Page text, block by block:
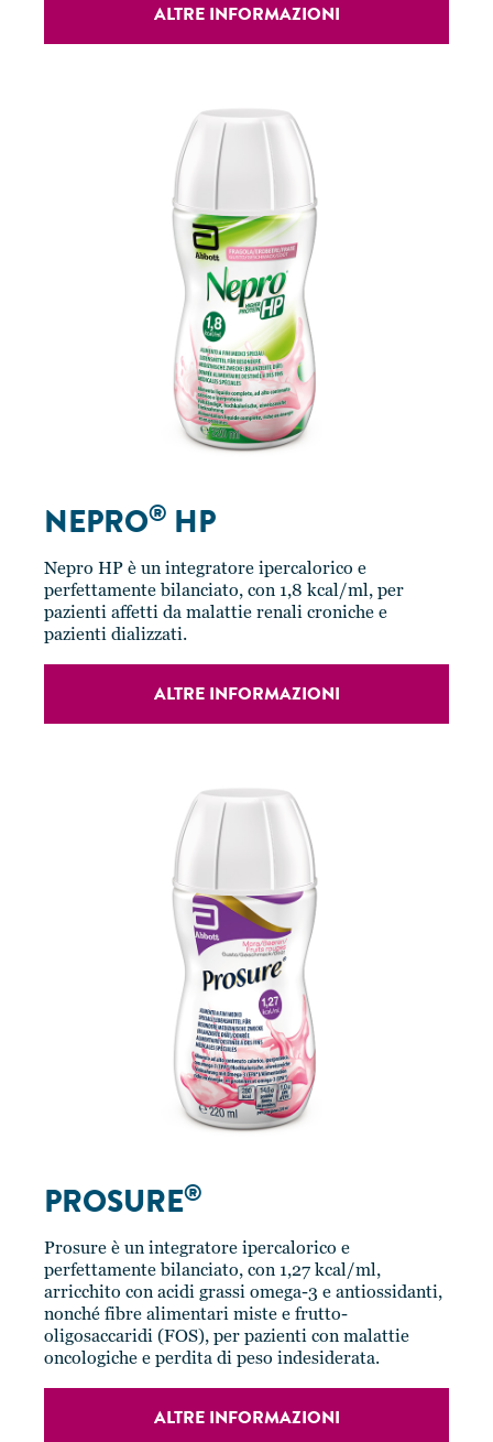
ALTRE INFORMAZIONI
NEPRO® HP
Nepro HP è un integratore ipercalorico e
perfettamente bilanciato, con 1,8 kcal/ml, per
pazienti affetti da malattie renali croniche e
pazienti dializzati.
ALTRE INFORMAZIONI
PROSURE®
Prosure è un integratore ipercalorico e
perfettamente bilanciato, con 1,27 kcal/ml,
arricchito con acidi grassi omega-3 e antiossidanti,
nonché fibre alimentari miste e frutto-
oligosaccaridi (FOS), per pazienti con malattie
oncologiche e perdita di peso indesiderata.
ALTRE INFORMAZIONI